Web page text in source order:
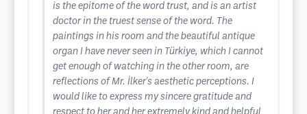
is the epitome of the word trust, and is an artist
doctor in the truest sense of the word. The
paintings in his room and the beautiful antique
organ I have never seen in Türkiye, which I cannot
get enough of watching in the other room, are
reflections of Mr. İlker's aesthetic perceptions. I
would like to express my sincere gratitude and